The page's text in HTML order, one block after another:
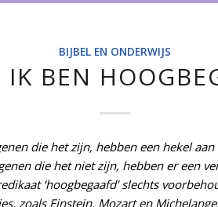
BIJBEL EN ONDERWIJS
IK BEN
die het zijn, hebben een hekel
die het niet zijn, hebben er een
‘hoogbegaafd’ slechts
zoals Einstein, Mozart en